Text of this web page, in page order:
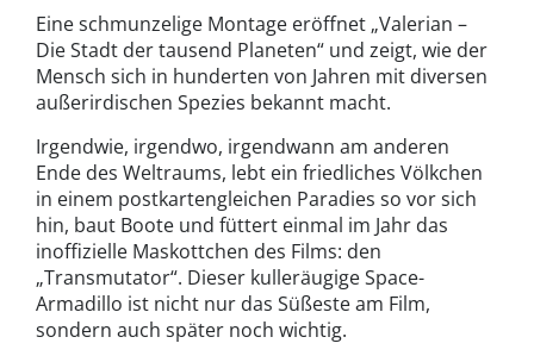
Eine schmunzelige Montage eröffnet „Valerian –
Die Stadt der tausend Planeten“ und zeigt, wie der
Mensch sich in hunderten von Jahren mit diversen
außerirdischen Spezies bekannt macht.
Irgendwie, irgendwo, irgendwann am anderen
Ende des Weltraums, lebt ein friedliches Völkchen
in einem postkartengleichen Paradies so vor sich
hin, baut Boote und füttert einmal im Jahr das
inoffizielle Maskottchen des Films: den
„Transmutator“. Dieser kulleräugige Space-
Armadillo ist nicht nur das Süßeste am Film,
sondern auch später noch wichtig.